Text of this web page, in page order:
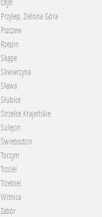
Otyń
Przylep, Zielona Góra
Pszczew
Rzepin
Skąpe
Skwierzyna
Sława
Słubice
Strzelce Krajeńskie
Sulęcin
Świebodzin
Torzym
Trzciel
Trzebiel
Witnica
Zabór